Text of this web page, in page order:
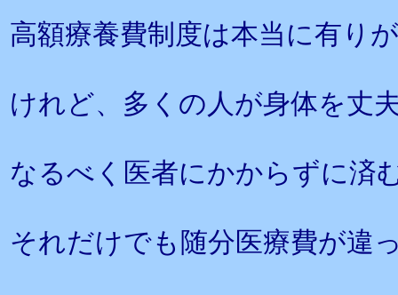
高額療養費制度は本当に有り
けれど、多くの人が身体を丈
なるべく医者にかからずに済
それだけでも随分医療費が違